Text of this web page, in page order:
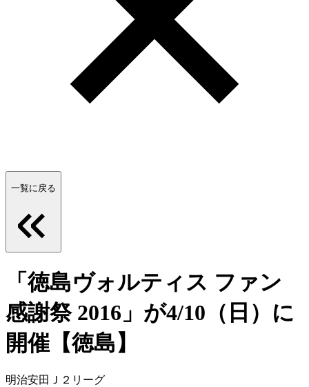
一覧に戻る
「徳島ヴォルティス ファン
感謝祭 2016」が4/10（日）に
開催【徳島】
明治安田Ｊ２リーグ